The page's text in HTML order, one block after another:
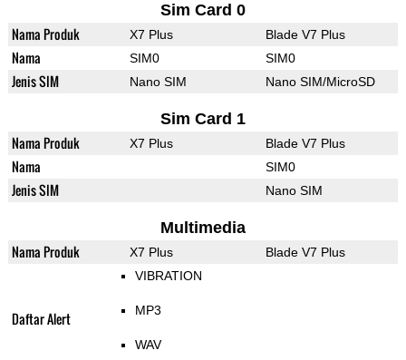
Sim Card 0
Nama Produk X7 Plus Blade V7 Plus
Nama SIM0 SIM0
Jenis SIM Nano SIM Nano SIM/MicroSD
Sim Card 1
Nama Produk X7 Plus Blade V7 Plus
Nama SIM0
Jenis SIM Nano SIM
Multimedia
Nama Produk X7 Plus Blade V7 Plus
Daftar Alert
VIBRATION
MP3
WAV